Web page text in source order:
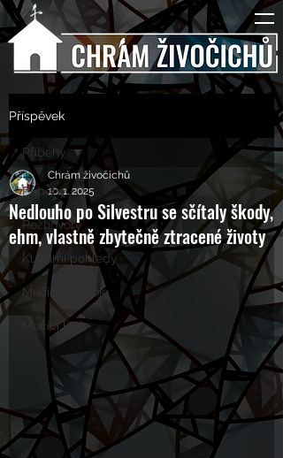
Příspěvek
Příběhy
Rozhovory
Kulturní pohledy
Mučící nástroje
Mučící lidé
Příběhy
Nedlouho po Silvestru se sčítaly škody,
ehm, vlastně zbytečně ztracené životy
Chrám živočichů
10. 1. 2025